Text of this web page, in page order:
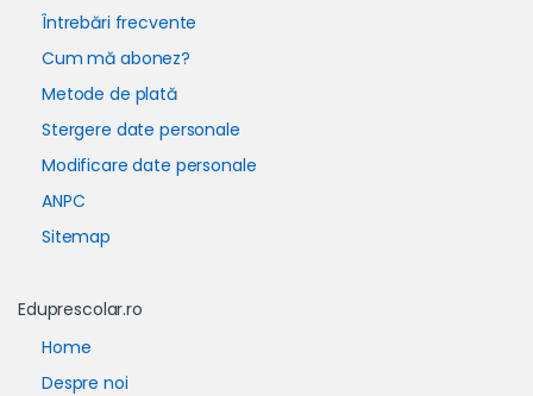
Întrebări frecvente
Cum mă abonez?
Metode de plată
Stergere date personale
Modificare date personale
ANPC
Sitemap
Eduprescolar.ro
Home
Despre noi